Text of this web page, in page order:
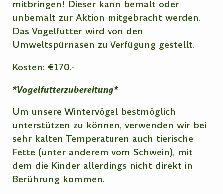
mitbringen! Dieser kann bemalt oder
unbemalt zur Aktion mitgebracht werden.
Das Vogelfutter wird von den
Umweltspürnasen zu Verfügung gestellt.
Kosten: €170.-
*Vogelfutterzubereitung*
Um unsere Wintervögel bestmöglich
unterstützen zu können, verwenden wir bei
sehr kalten Temperaturen auch tierische
Fette (unter anderem vom Schwein), mit
dem die Kinder allerdings nicht direkt in
Berührung kommen.